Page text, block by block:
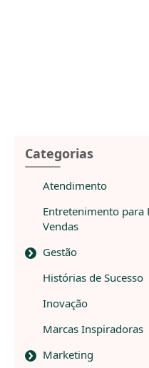
Categorias
Atendimento
Entretenimento para
Vendas
Gestão
Histórias de Sucesso
Inovação
Marcas Inspiradoras
Marketing